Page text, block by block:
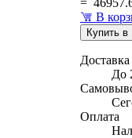
В
Купить в
Доставка
До
Оплата